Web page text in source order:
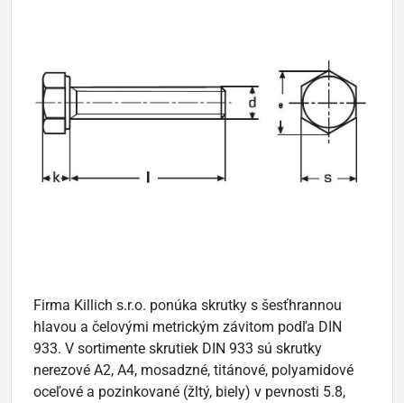
Firma Killich s.r.o. ponúka skrutky s šesťhrannou
hlavou a čelovými metrickým závitom podľa DIN
933. V sortimente skrutiek DIN 933 sú skrutky
nerezové A2, A4, mosadzné, titánové, polyamidové
oceľové a pozinkované (žltý, biely) v pevnosti 5.8,